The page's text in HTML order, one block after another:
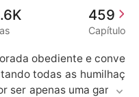
459
Capítulo
obediente e conve
todas as humilhaç
ser apenas uma garota